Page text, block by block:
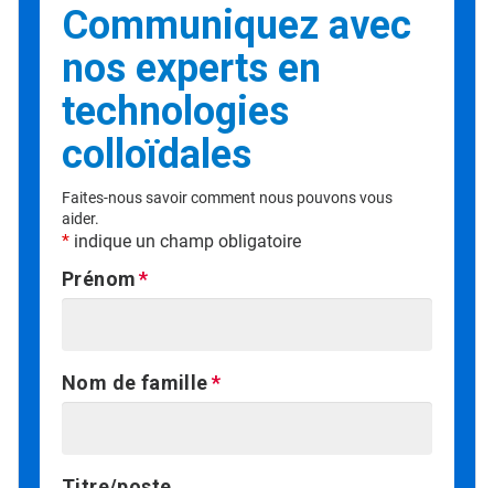
Communiquez avec
nos experts en
technologies
colloïdales
Faites-nous savoir comment nous pouvons vous
aider.
* indique un champ obligatoire
Prénom
Nom de famille